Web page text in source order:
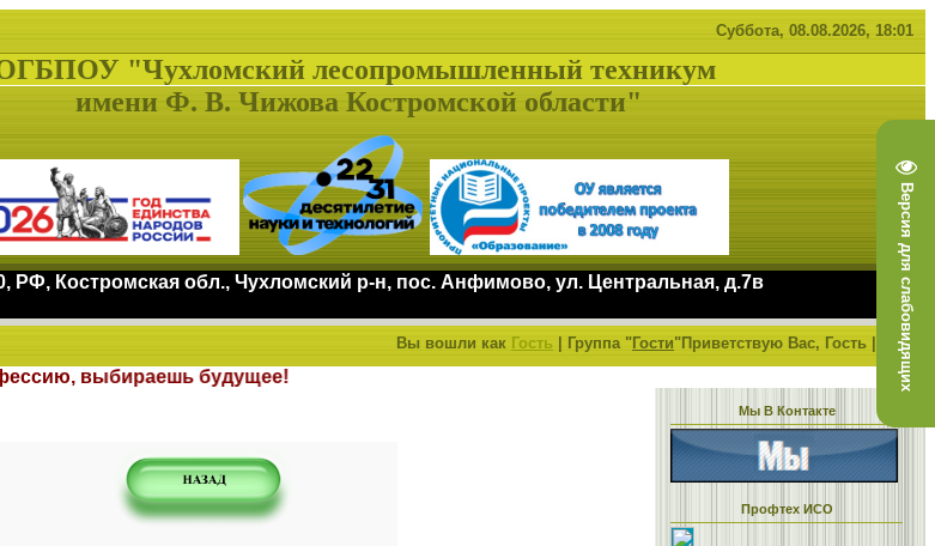
Версия для слабовидящих
Суббота, 08.08.2026, 18:01
"Чухломский лесопромышленный техникум
имени Ф. В. Чижова Костромской области"
РФ, Костромская обл., Чухломский р-н, пос. Анфимово, ул. Центральная, д.7в
Вы вошли как Гость Группа"Гости"Приветствую Вас, Гость RSS
профессию, выбираешь будущее!
Мы В Контакте
Профтех ИСО